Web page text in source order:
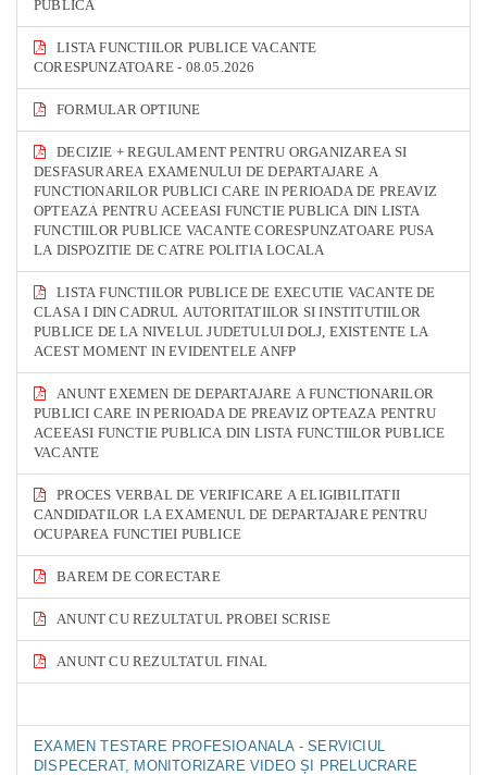
PUBLICA
LISTA FUNCTIILOR PUBLICE VACANTE
CORESPUNZATOARE - 08.05.2026
FORMULAR OPTIUNE
DECIZIE + REGULAMENT PENTRU ORGANIZAREA SI
DESFASURAREA EXAMENULUI DE DEPARTAJARE A
FUNCTIONARILOR PUBLICI CARE IN PERIOADA DE PREAVIZ
OPTEAZA PENTRU ACEEASI FUNCTIE PUBLICA DIN LISTA
FUNCTIILOR PUBLICE VACANTE CORESPUNZATOARE PUSA
LA DISPOZITIE DE CATRE POLITIA LOCALA
LISTA FUNCTIILOR PUBLICE DE EXECUTIE VACANTE DE
CLASA I DIN CADRUL AUTORITATIILOR SI INSTITUTIILOR
PUBLICE DE LA NIVELUL JUDETULUI DOLJ, EXISTENTE LA
ACEST MOMENT IN EVIDENTELE ANFP
ANUNT EXEMEN DE DEPARTAJARE A FUNCTIONARILOR
PUBLICI CARE IN PERIOADA DE PREAVIZ OPTEAZA PENTRU
ACEEASI FUNCTIE PUBLICA DIN LISTA FUNCTIILOR PUBLICE
VACANTE
PROCES VERBAL DE VERIFICARE A ELIGIBILITATII
CANDIDATILOR LA EXAMENUL DE DEPARTAJARE PENTRU
OCUPAREA FUNCTIEI PUBLICE
BAREM DE CORECTARE
ANUNT CU REZULTATUL PROBEI SCRISE
ANUNT CU REZULTATUL FINAL
EXAMEN TESTARE PROFESIOANALA - SERVICIUL
DISPECERAT, MONITORIZARE VIDEO ȘI PRELUCRARE